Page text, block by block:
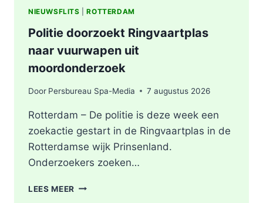
NIEUWSFLITS |ROTTERDAM
Politie doorzoekt Ringvaartplas
naar vuurwapen uit
moordonderzoek
Door Persbureau Spa-Media 7 augustus 2026
Rotterdam – De politie is deze week een
zoekactie gestart in de Ringvaartplas in de
Rotterdamse wijk Prinsenland.
Onderzoekers zoeken…
LEES MEER POLITIE